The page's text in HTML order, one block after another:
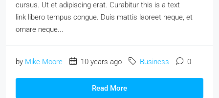
cursus. Ut et adipiscing erat. Curabitur this is a text
link libero tempus congue. Duis mattis laoreet neque, et
ornare neque...
by Mike Moore 10 years ago Business 0
Read More